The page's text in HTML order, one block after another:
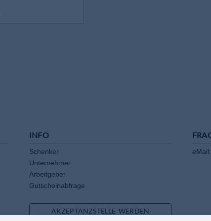
INFO
Schenker
Unternehmer
Arbeitgeber
Gutscheinabfrage
eMail:
AKZEPTANZSTELLE WERDEN